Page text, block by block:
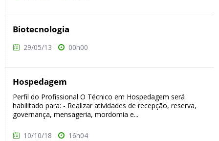
Biotecnologia
29/05/13 00h00
Hospedagem
Perfil do Profissional O Técnico em Hospedagem será
habilitado para: - Realizar atividades de recepção, reserva,
governança, mensageria, mordomia e...
10/10/18 16h04